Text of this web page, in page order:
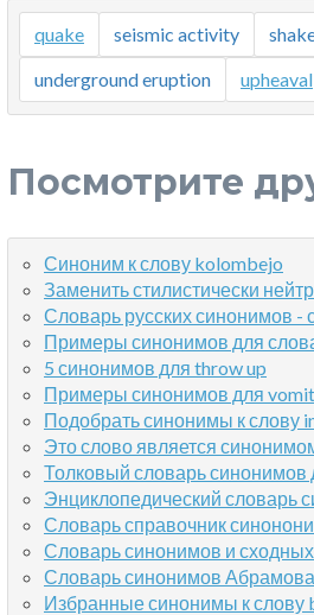
quake seismic activity
underground eruption
upheaval
Посмотрите
Синоним к слову kolombejo
Заменить стилистически
Словарь русских синонимов -
Примеры синонимов для
5 синонимов для throw up
Примеры синонимов для vomit
Подобрать синонимы к слову
Это слово является
Толковый словарь синонимов
Энциклопедический словарь
Словарь справочник
Словарь синонимов и
Словарь синонимов
Избранные синонимы к слову